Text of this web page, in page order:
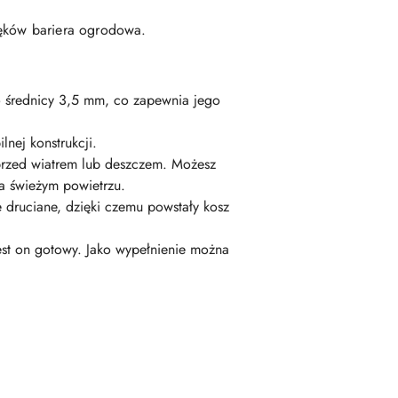
bariera ogrodowa.
średnicy 3,5 mm, co zapewnia jego
konstrukcji.
wiatrem lub deszczem. Możesz
świeżym powietrzu.
dzięki czemu powstały kosz
on gotowy. Jako wypełnienie można